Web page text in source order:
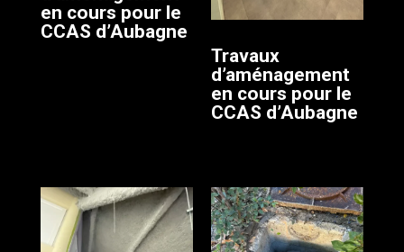
en cours pour le
CCAS d’Aubagne
Travaux
d’aménagement
en cours pour le
CCAS d’Aubagne